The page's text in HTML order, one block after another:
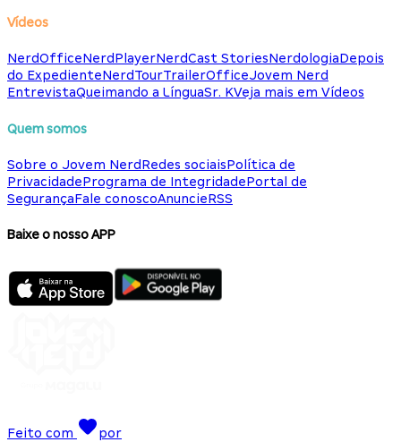
Vídeos
NerdOfficeNerdPlayerNerdCast StoriesNerdologiaDepois
do ExpedienteNerdTourTrailerOfficeJovem Nerd
EntrevistaQueimando a LínguaSr. KVeja mais em Vídeos
Quem somos
Sobre o Jovem NerdRedes sociaisPolítica de
PrivacidadePrograma de IntegridadePortal de
SegurançaFale conoscoAnuncieRSS
Baixe o nosso APP
Feito com
por